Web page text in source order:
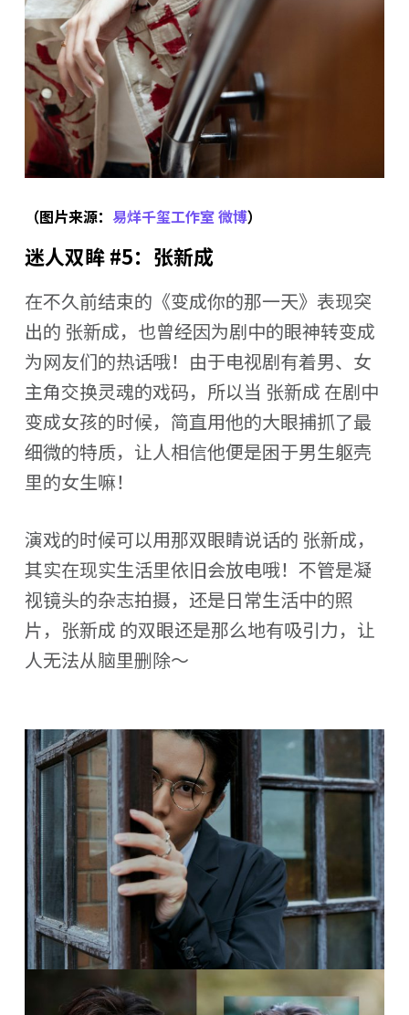
（图片来源： 易烊千玺工作室 微博）
迷人双眸 #5：张新成
在不久前结束的《变成你的那一天》表现突
出的 张新成，也曾经因为剧中的眼神转变成
为网友们的热话哦！由于电视剧有着男、女
主角交换灵魂的戏码，所以当 张新成 在剧中
变成女孩的时候，简直用他的大眼捕抓了最
细微的特质，让人相信他便是困于男生躯壳
里的女生嘛！
演戏的时候可以用那双眼睛说话的 张新成，
其实在现实生活里依旧会放电哦！不管是凝
视镜头的杂志拍摄，还是日常生活中的照
片，张新成 的双眼还是那么地有吸引力，让
人无法从脑里删除～